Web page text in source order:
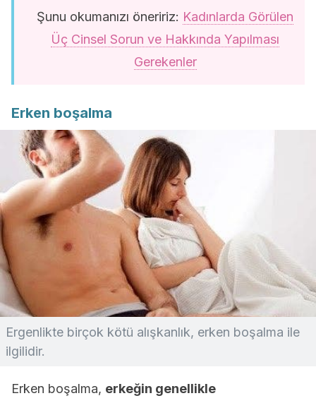
Şunu okumanızı öneririz: Kadınlarda Görülen
Üç Cinsel Sorun ve Hakkında Yapılması
Gerekenler
Erken boşalma
Ergenlikte birçok kötü alışkanlık, erken boşalma ile
ilgilidir.
Erken boşalma, erkeğin genellikle